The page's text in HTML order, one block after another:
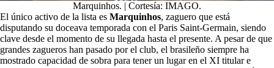
Marquinhos. | Cortesía: IMAGO.
El único activo de la lista es Marquinhos, zaguero que está
disputando su doceava temporada con el Paris Saint-Germain, siendo
clave desde el momento de su llegada hasta el presente. A pesar de que
grandes zagueros han pasado por el club, el brasileño siempre ha
mostrado capacidad de sobra para tener un lugar en el XI titular e